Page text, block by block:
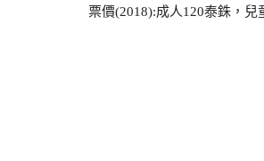
票價(2018):成人120泰銖，兒